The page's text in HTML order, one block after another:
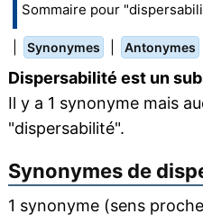
Sommaire pour
Synonymes Antonymes
Dispersabilité est un
Il y a 1 synonyme mais
"dispersabilité".
Synonymes de
1 synonyme (sens